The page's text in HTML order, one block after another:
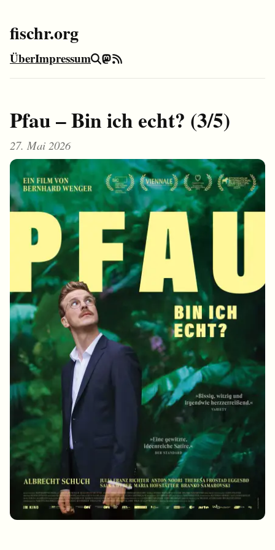
fischr.org
ÜberImpressumSuche
Mastodon
RSS-Feed
Pfau – Bin ich echt? (3/5)
27. Mai 2026